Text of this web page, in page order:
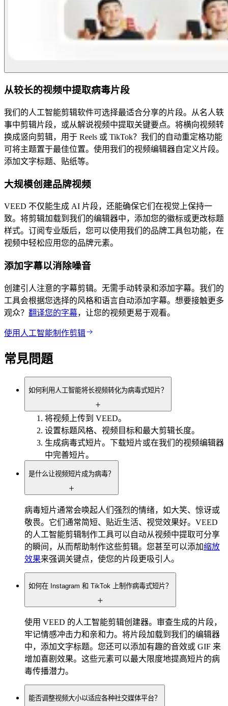
从较长的视频中提取病毒片段
我们的人工智能剪辑软件可选择最适合分享的片段。从名人轶
事中剪辑片段，或从解说视频中提取关键要点。将横向视频转
换成竖向剪辑，用于 Reels 或 TikTok？我们的自动重定格功能
可将主题置于最佳位置。使用我们的视频编辑器自定义片段。
添加文字标题、贴纸等。
大规模创建品牌视频
VEED 不仅能生成 AI 片段，还能确保它们在视觉上保持一
致。将剪辑加载到我们的编辑器中，添加您的徽标或更改标题
样式。订阅专业版后，您可以使用我们的品牌工具包功能，在
视频中轻松应用您的品牌元素。
添加字幕以消除噪音
创建引人注意的字幕剪辑。无需手动转录和添加字幕。我们的
工具会根据您选择的风格和语言自动添加字幕。想要接触更多
观众？ 翻译您的字幕，让您的视频更易于观看。
使用人工智能制作剪辑
常見問題
如何利用人工智能将长视频转化为病毒式短片？
将视频上传到 VEED。
设置标题风格、视频目标和最大剪辑长度。
生成病毒式短片。下载短片或在我们的视频编辑器
中完善短片。
是什么让视频短片成为病毒？
病毒短片通常会唤起人们强烈的情绪，如大笑、惊讶或
敬畏。它们通常简短、贴近生活、视觉效果好。VEED
的人工智能剪辑制作工具可以自动从视频中提取可分享
的瞬间，从而帮助制作这些剪辑。您甚至可以添加缩放
效果来强调关键点，使您的片段更吸引人。
如何在 Instagram 和 TikTok 上制作病毒式短片？
使用 VEED 的人工智能剪辑创建器。审查生成的片段，
牢记情感冲击力和亲和力。将片段加载到我们的编辑器
中，添加文字标题。您还可以添加有趣的音效或 GIF 来
增加喜剧效果。这些元素可以最大限度地提高短片的病
毒传播潜力。
能否调整视频大小以适应各种社交媒体平台？